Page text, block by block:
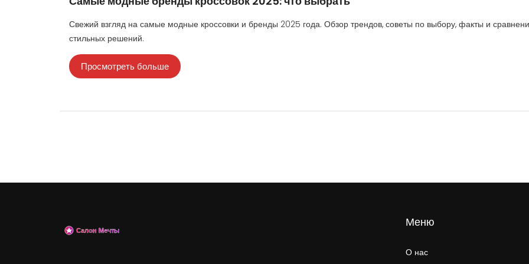
Свежий взгляд на самые модные кроссовки и бренды 2025 года. Обзор трендов, советы по выбору, факты и
стильных решений.
Просмотреть больше
Меню
О нас